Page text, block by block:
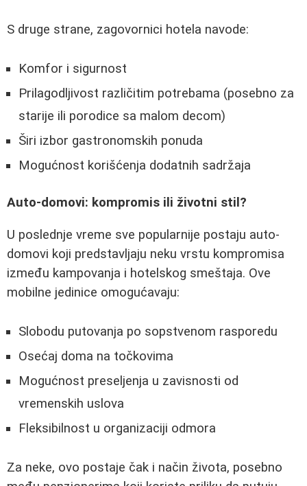
S druge strane, zagovornici hotela navode:
Komfor i sigurnost
Prilagodljivost različitim potrebama (posebno za
starije ili porodice sa malom decom)
Širi izbor gastronomskih ponuda
Mogućnost korišćenja dodatnih sadržaja
Auto-domovi: kompromis ili životni stil?
U poslednje vreme sve popularnije postaju auto-
domovi koji predstavljaju neku vrstu kompromisa
između kampovanja i hotelskog smeštaja. Ove
mobilne jedinice omogućavaju:
Slobodu putovanja po sopstvenom rasporedu
Osećaj doma na točkovima
Mogućnost preseljenja u zavisnosti od
vremenskih uslova
Fleksibilnost u organizaciji odmora
Za neke, ovo postaje čak i način života, posebno